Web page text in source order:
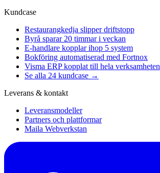
Kundcase
Restaurangkedja slipper driftstopp
Byrå sparar 20 timmar i veckan
E-handlare kopplar ihop 5 system
Bokföring automatiserad med Fortnox
Visma ERP kopplat till hela verksamheten
Se alla 24 kundcase →
Leverans & kontakt
Leveransmodeller
Partners och plattformar
Maila Webverkstan